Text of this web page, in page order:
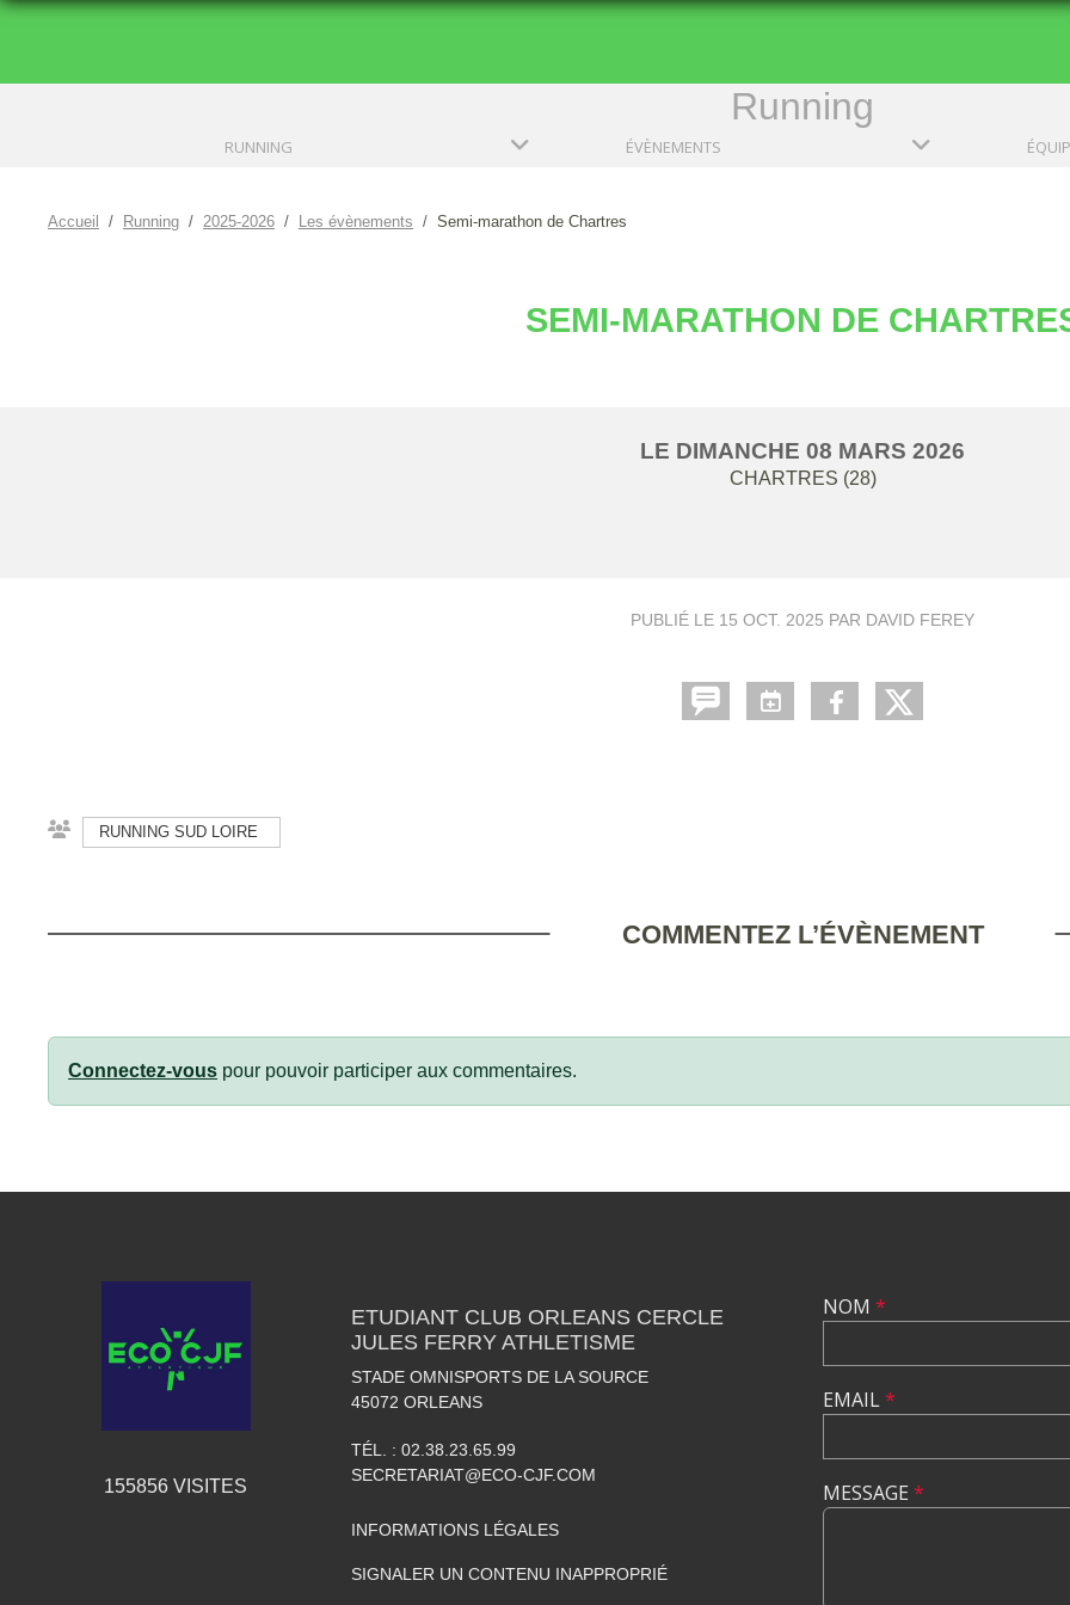
Running
RUNNING ÉVÈNEMENTS
Accueil Running 2025-2026 Les évènements Semi-marathon de Chartres
SEMI-MARATHON DE
LE DIMANCHE 08 MARS 2026
CHARTRES (28)
PUBLIÉ LE 15 OCT. 2025 PAR DAVID FEREY
RUNNING SUD LOIRE
COMMENTEZ L’ÉVÈNEMENT
Connectez-vous pour pouvoir participer aux commentaires.
155856 VISITES
ETUDIANT CLUB ORLEANS CERCLE
JULES FERRY ATHLETISME
STADE OMNISPORTS DE LA SOURCE
45072 ORLEANS
TÉL. : 02.38.23.65.99
SECRETARIAT@ECO-CJF.COM
INFORMATIONS LÉGALES
SIGNALER UN CONTENU INAPPROPRIÉ
NOM *
EMAIL*
MESSAGE *